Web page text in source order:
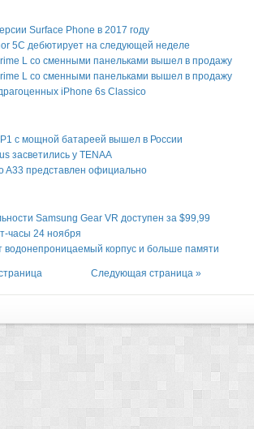
Surface Phone в 2017 году
5C дебютирует на следующей неделе
L со сменными панельками вышел в продажу
L со сменными панельками вышел в продажу
iPhone 6s Classico
с мощной батареей вышел в России
засветились у TENAA
A33 представлен официально
Samsung Gear VR доступен за $99,99
часы 24 ноября
водонепроницаемый корпус и больше памяти
Следующая страница »